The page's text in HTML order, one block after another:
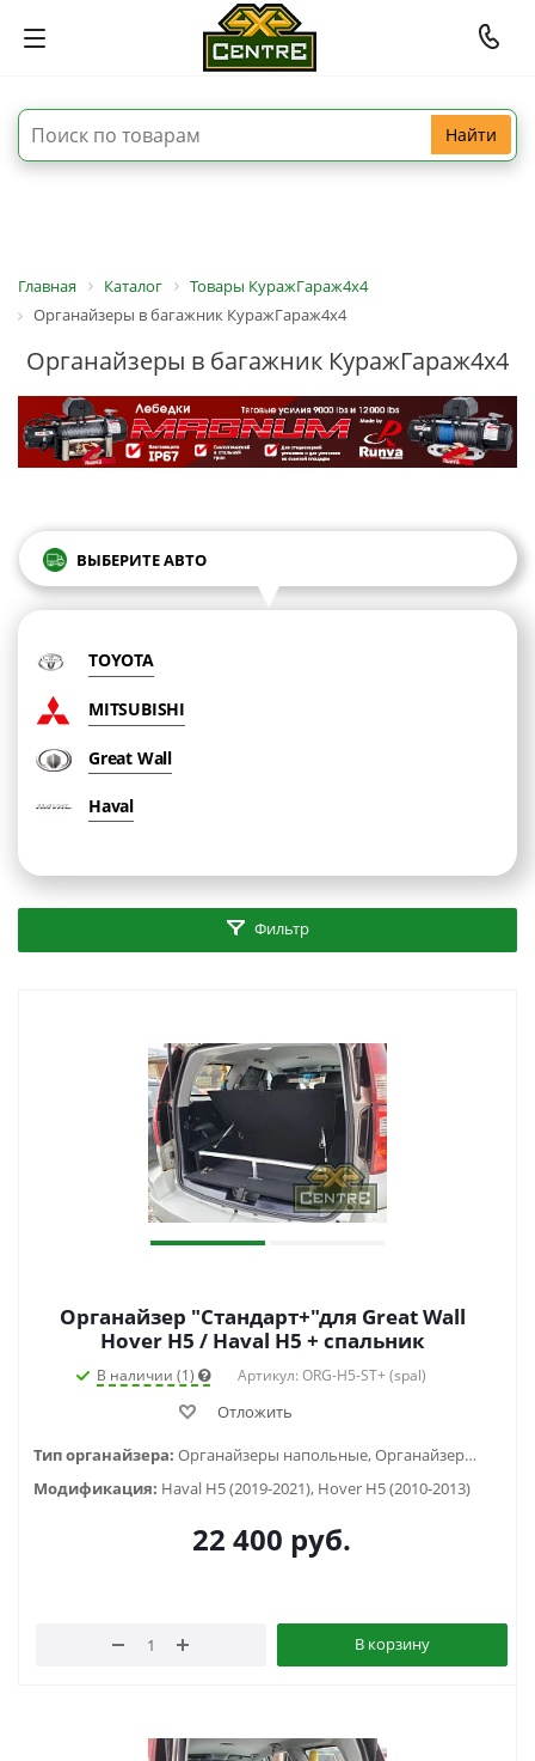
Найти
Главная Каталог
Товары КуражГараж4х4
Органайзеры в багажник КуражГараж4х4
Органайзеры в багажник КуражГараж4х4
ВЫБЕРИТЕ АВТО
TOYOTA
MITSUBISHI
Great Wall
Haval
Фильтр
Органайзер "Стандарт+"для Great Wall
Hover H5 / Haval H5 + спальник
В наличии (1) Артикул: ORG-H5-ST+ (spal)
Отложить
Тип органайзера:
Органайзеры напольные, Органайзеры-спальники
Модификация: Haval H5 (2019-2021), Hover H5 (2010-2013)
22 400 руб.
В корзину